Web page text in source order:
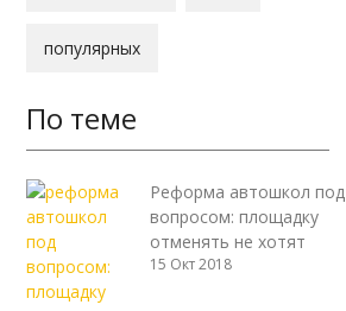
популярных
По теме
Реформа автошкол под
вопросом: площадку
отменять не хотят
15 Окт 2018